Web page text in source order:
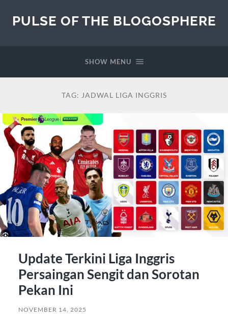
PULSE OF THE BLOGOSPHERE
SHOW MENU
TAG: JADWAL LIGA INGGRIS
Update Terkini Liga Inggris
Persaingan Sengit dan Sorotan
Pekan Ini
NOVEMBER 14, 2025